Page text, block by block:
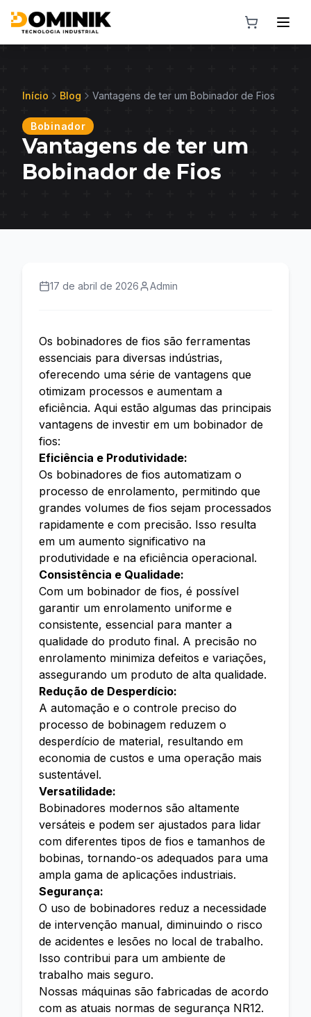
Início Blog Vantagens de ter um Bobinador de Fios
Bobinador
Vantagens de ter um
Bobinador de Fios
17 de abril de 2026 Admin
Os bobinadores de fios são ferramentas
essenciais para diversas indústrias,
oferecendo uma série de vantagens que
otimizam processos e aumentam a
eficiência. Aqui estão algumas das principais
vantagens de investir em um bobinador de
fios:
Eficiência e Produtividade:
Os bobinadores de fios automatizam o
processo de enrolamento, permitindo que
grandes volumes de fios sejam processados
rapidamente e com precisão. Isso resulta
em um aumento significativo na
produtividade e na eficiência operacional.
Consistência e Qualidade:
Com um bobinador de fios, é possível
garantir um enrolamento uniforme e
consistente, essencial para manter a
qualidade do produto final. A precisão no
enrolamento minimiza defeitos e variações,
assegurando um produto de alta qualidade.
Redução de Desperdício:
A automação e o controle preciso do
processo de bobinagem reduzem o
desperdício de material, resultando em
economia de custos e uma operação mais
sustentável.
Versatilidade:
Bobinadores modernos são altamente
versáteis e podem ser ajustados para lidar
com diferentes tipos de fios e tamanhos de
bobinas, tornando-os adequados para uma
ampla gama de aplicações industriais.
Segurança:
O uso de bobinadores reduz a necessidade
de intervenção manual, diminuindo o risco
de acidentes e lesões no local de trabalho.
Isso contribui para um ambiente de
trabalho mais seguro.
Nossas máquinas são fabricadas de acordo
com as atuais normas de segurança NR12.